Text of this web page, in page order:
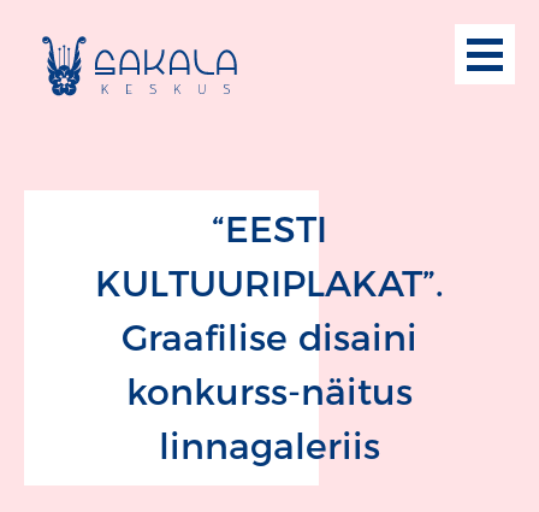
“EESTI
KULTUURIPLAKAT”.
Graafilise disaini
konkurss-näitus
linnagaleriis